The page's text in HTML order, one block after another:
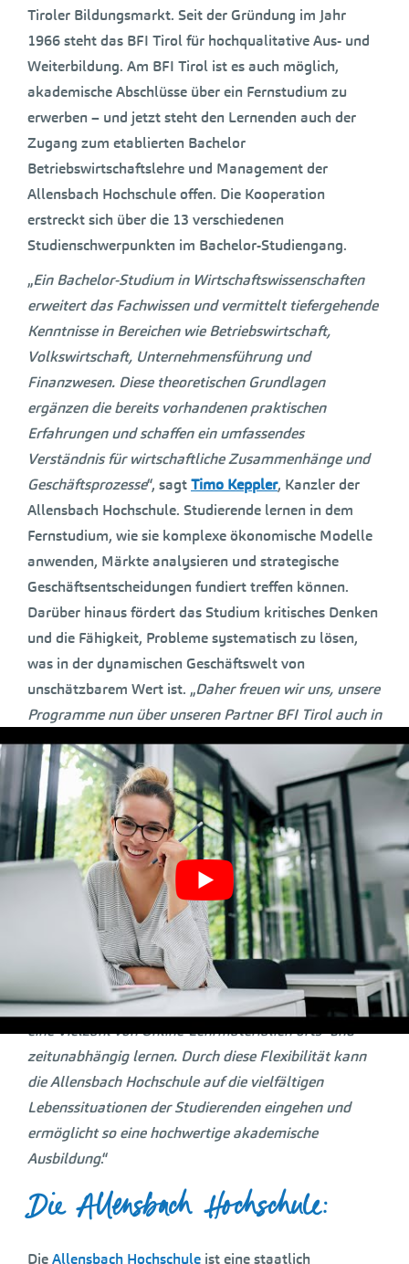
Tiroler Bildungsmarkt. Seit der Gründung im Jahr
1966 steht das BFI Tirol für hochqualitative Aus- und
Weiterbildung. Am BFI Tirol ist es auch möglich,
akademische Abschlüsse über ein Fernstudium zu
erwerben – und jetzt steht den Lernenden auch der
Zugang zum etablierten Bachelor
Betriebswirtschaftslehre und Management der
Allensbach Hochschule offen. Die Kooperation
erstreckt sich über die 13 verschiedenen
Studienschwerpunkten im Bachelor-Studiengang.
„Ein Bachelor-Studium in Wirtschaftswissenschaften
erweitert das Fachwissen und vermittelt tiefergehende
Kenntnisse in Bereichen wie Betriebswirtschaft,
Volkswirtschaft, Unternehmensführung und
Finanzwesen. Diese theoretischen Grundlagen
ergänzen die bereits vorhandenen praktischen
Erfahrungen und schaffen ein umfassendes
Verständnis für wirtschaftliche Zusammenhänge und
Geschäftsprozesse“, sagtTimo Keppler, Kanzler der
Allensbach Hochschule. Studierende lernen in dem
Fernstudium, wie sie komplexe ökonomische Modelle
anwenden, Märkte analysieren und strategische
Geschäftsentscheidungen fundiert treffen können.
Darüber hinaus fördert das Studium kritisches Denken
und die Fähigkeit, Probleme systematisch zu lösen,
was in der dynamischen Geschäftswelt von
unschätzbarem Wert ist. „Daher freuen wir uns, unsere
Programme nun über unseren Partner BFI Tirol auch in
Österreich anbieten zu können“, sagt Timo Keppler
weiter.
Dies betont auchOthmar Tamerl, Geschäftsführer des
BFI Tirol: „Die Kombination von praktischer
Berufserfahrung und akademischer Weiterbildung
macht Absolventinnen und Absolventen besonders
attraktiv für Arbeitgebende. Ein berufsbegleitendes
Studium an einer Fernhochschule wie der Allensbach
Hochschule ermöglicht eine optimale Balance
zwischen Arbeit, Studium und Leben. Studierende
können durch moderne digitale Lernplattformen und
eine Vielzahl von Online-Lehrmaterialien orts- und
zeitunabhängig lernen. Durch diese Flexibilität kann
die Allensbach Hochschule auf die vielfältigen
Lebenssituationen der Studierenden eingehen und
ermöglicht so eine hochwertige akademische
Ausbildung.“
Die Allensbach Hochschule:
DieAllensbach Hochschule ist eine staatlich